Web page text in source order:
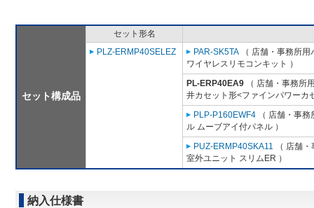
セット構成品
セット形名
PLZ-ERMP40SELEZ
PAR-SK5TA （ 店舗・事務所
ワイヤレスリモコンキット ）
PL-ERP40EA9 （ 店舗・事務所
井カセット形<ファインパワーカ
PLP-P160EWF4 （ 店舗・事
ル ムーブアイ付パネル ）
PUZ-ERMP40SKA11 （ 店舗
室外ユニット スリムER ）
納入仕様書